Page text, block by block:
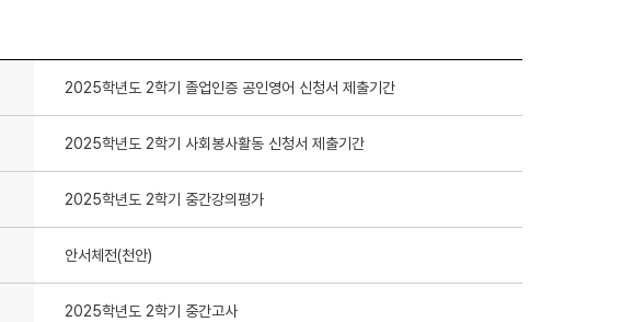
2025학년도 2학기 졸업인증 공인영어 신청서 제출기간
2025학년도 2학기 사회봉사활동 신청서 제출기간
2025학년도 2학기 중간강의평가
안서체전(천안)
2025학년도 2학기 중간고사